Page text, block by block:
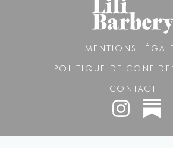
MENTIONS
POLITIQUE DE
CONTACT